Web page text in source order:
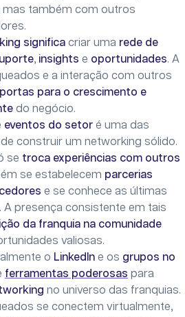
mas também com outros
significa criar uma rede de
, insights e oportunidades. A
e a interação com outros
para o crescimento e
do negócio.
eventos do setor é uma das
construir um networking sólido.
se troca experiências com outros
se estabelecem parcerias
e se conhece as últimas
presença consistente em tais
da franquia na comunidade
valiosas.
o LinkedIn e os grupos no
ferramentas poderosas para
no universo das franquias.
se conectem virtualmente,